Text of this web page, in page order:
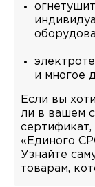
и многое
Если вы
ли в вашем
сертификат,
«Единого
Узнайте
товарам,